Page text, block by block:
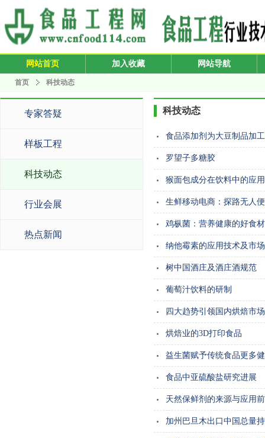
网站首页 加入收藏 网站导航
首页 科技动态
专家答疑
样板工程
科技动态
行业会展
热点新闻
科技动态
食品添加剂为大豆制品加
罗望子多糖胶
猴面包成分在饮料中的应用
生鲜移动电商：探路无人
鸡枞菌：营养健康的好食材
纳他霉素的应用技术及市
树中国酒庄及酒庄酒规范
葡萄汁饮料的研制
四大趋势引领国内烘焙市场
烘焙业的3D打印食品
益生菌赋予传统食品更多
食品中亚硫酸盐研究进展
天然保鲜剂的来源与应用
加州巴旦木出口中国总量